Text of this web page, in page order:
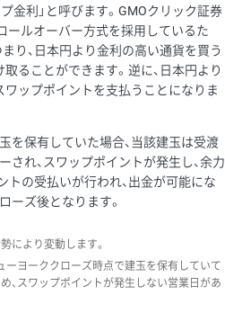
金利」と呼びます。GMOクリック証券
ールオーバー方式を採用しているた
り、日本円より金利の高い通貨を買う
ることができます。逆に、日本円より
ワップポイントを支払うことになりま
を保有していた場合、当該建玉は受渡
され、スワップポイントが発生し、余力
トの受払いが行われ、出金が可能にな
ーズ後となります。
により変動します。
ーヨーククローズ時点で建玉を保有していて
、スワップポイントが発生しない営業日があ